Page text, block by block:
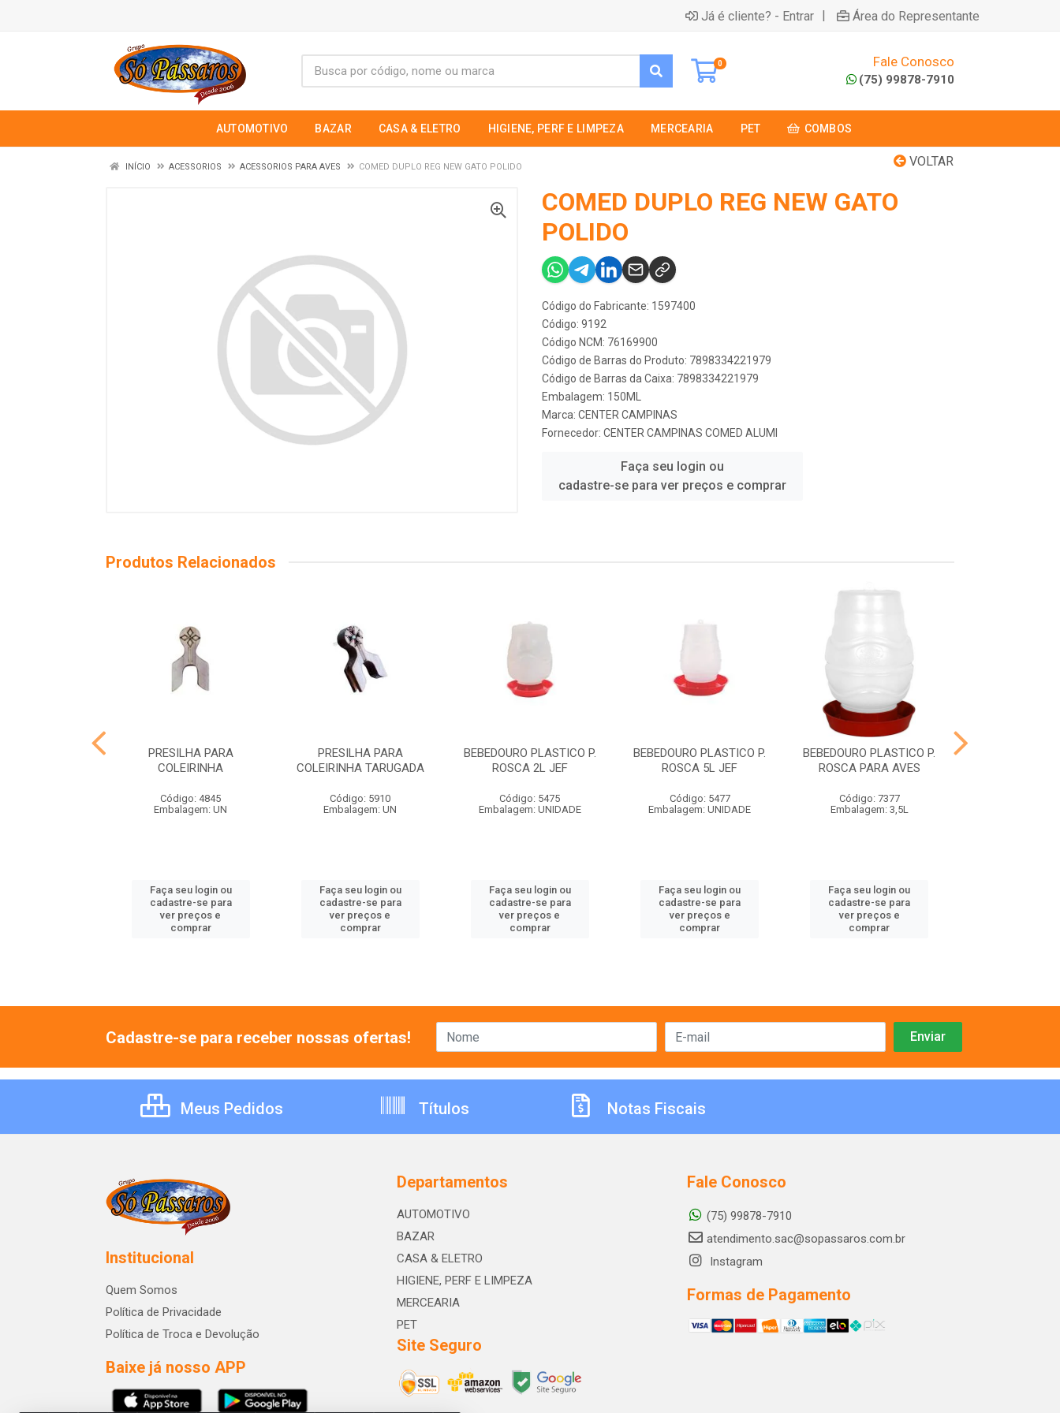
Já é cliente? - Entrar | Área do Representante
0 Fale Conosco
(75) 99878-7910
AUTOMOTIVO BAZAR CASA & ELETRO HIGIENE, PERF E LIMPEZA MERCEARIA PET COMBOS
VOLTAR
INÍCIO ACESSORIOS ACESSORIOS PARA AVES COMED DUPLO REG NEW GATO POLIDO
COMED DUPLO REG NEW GATO
POLIDO
Código do Fabricante: 1597400
Código: 9192
Código NCM: 76169900
Código de Barras do Produto: 7898334221979
Código de Barras da Caixa: 7898334221979
Embalagem: 150ML
Marca: CENTER CAMPINAS
Fornecedor: CENTER CAMPINAS COMED ALUMI
Faça seu login ou
cadastre-se para ver preços e comprar
Produtos Relacionados
PRESILHA PARA
COLEIRINHA
Código: 4845
Embalagem: UN
Faça seu login ou
cadastre-se para
ver preços e
comprar
PRESILHA PARA
COLEIRINHA TARUGADA
Código: 5910
Embalagem: UN
Faça seu login ou
cadastre-se para
ver preços e
comprar
BEBEDOURO PLASTICO P.
ROSCA 2L JEF
Código: 5475
Embalagem: UNIDADE
Faça seu login ou
cadastre-se para
ver preços e
comprar
BEBEDOURO PLASTICO P.
ROSCA 5L JEF
Código: 5477
Embalagem: UNIDADE
Faça seu login ou
cadastre-se para
ver preços e
comprar
BEBEDOURO PLASTICO P.
ROSCA PARA AVES
Código: 7377
Embalagem: 3,5L
Faça seu login ou
cadastre-se para
ver preços e
comprar
Cadastre-se para receber nossas ofertas!
Meus Pedidos Títulos Notas Fiscais
Institucional
Quem Somos
Política de Privacidade
Política de Troca e Devolução
Baixe já nosso APP
Departamentos
AUTOMOTIVO
BAZAR
CASA & ELETRO
HIGIENE, PERF E LIMPEZA
MERCEARIA
PET
Site Seguro
Fale Conosco
(75) 99878-7910
atendimento.sac@sopassaros.com.br
Instagram
Formas de Pagamento